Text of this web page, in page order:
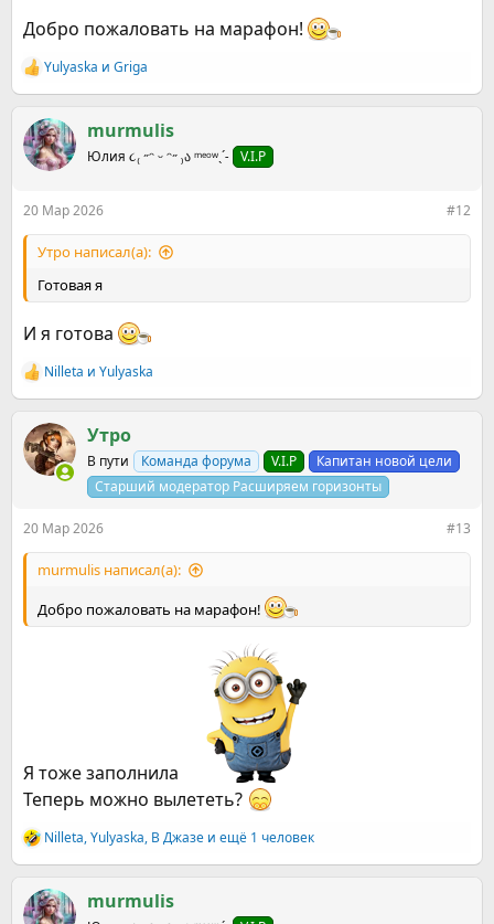
Добро пожаловать на марафон!
Р
е
к
ц
и
Yulyaska и Griga
murmulis
Юлия ૮₍ ˶ᵔ ᵕ ᵔ˶ ₎ა ᵐᵉᵒʷˎˊ˗ V.I.P
20 Мар 2026 #12
Утро написал(а):
Готовая я
И я готова
Р
е
к
ц
и
Nilleta и Yulyaska
Утро
В пути Команда форума V.I.P
Капитан новой цели
Старший модератор Расширяем горизонты
20 Мар 2026 #13
murmulis написал(а):
Добро пожаловать на марафон!
Я тоже заполнила
Теперь можно вылететь?
Р
е
к
ц
Nilleta,Yulyaska, В Джазе и ещё 1 человек
murmulis